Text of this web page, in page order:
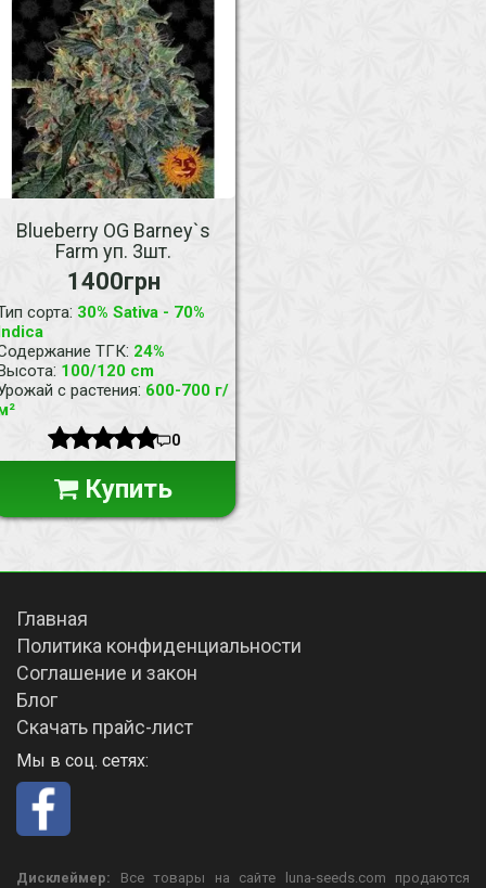
Blueberry OG Barney`s
Farm уп. 3шт.
1400грн
сорта: 30% Sativa - 70%
ТГК: 24%
: 100/120 cm
с растения: 600-700 г/
0
Купить
Главная
Политика конфиденциальности
Соглашение и закон
Блог
Скачать прайс-лист
Мы в соц. сетях:
Дисклеймер: Все товары на сайте luna-seeds.com продаются